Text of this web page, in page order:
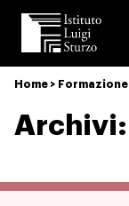
Istituto
Luigi
Sturzo
Home > Formazione
Archivi: